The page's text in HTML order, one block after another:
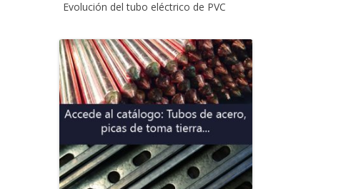
Evolución del tubo eléctrico de PVC